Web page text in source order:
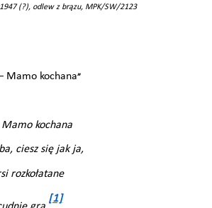
(?), odlew z brązu, MPK/SW/2123
Mamo kochana”
kochana
ciesz się jak ja,
rozkołatane
[1]